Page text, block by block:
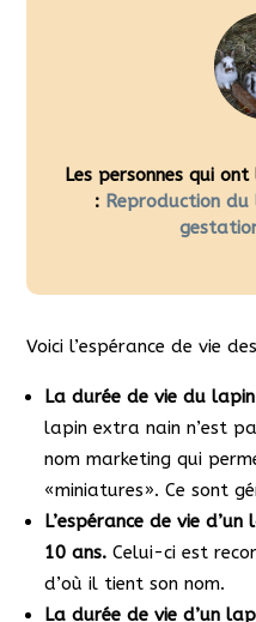
Les personnes qui
: Reproduction
Voici l’espérance de vie
La durée de vie du
lapin extra nain n’est
nom marketing qui
«miniatures». Ce sont
L’espérance de vie
10 ans. Celui-ci est
d’où il tient son nom.
La durée de vie d’un